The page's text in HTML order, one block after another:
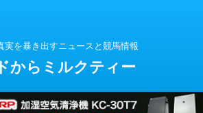
実を暴き出すニュースと競馬情報
からミルクティー